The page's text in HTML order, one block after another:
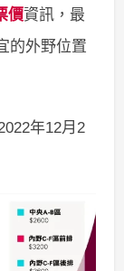
價資訊，最
的外野位置
年12月2